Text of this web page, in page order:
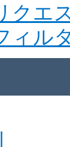
クエ
ィル